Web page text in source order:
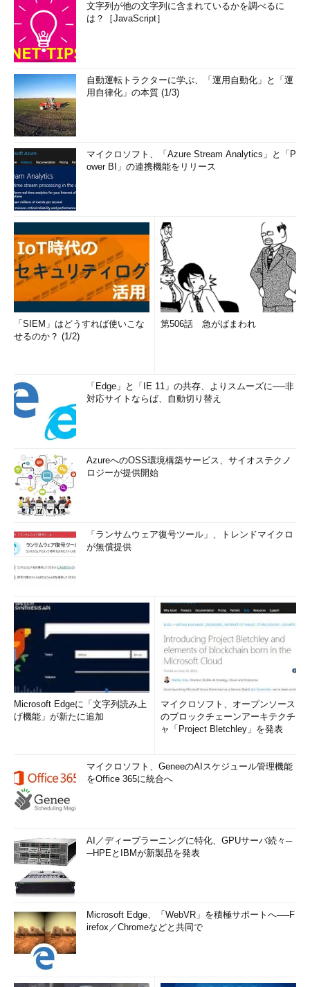
文字列が他の文字列に含まれているかを調べるに
は？［JavaScript］
自動運転トラクターに学ぶ、「運用自動化」と「運
用自律化」の本質 (1/3)
マイクロソフト、「Azure Stream Analytics」と「P
ower BI」の連携機能をリリース
「SIEM」はどうすれば使いこな
せるのか？ (1/2)
第506話 急がばまわれ
「Edge」と「IE 11」の共存、よりスムーズに──非
対応サイトならば、自動切り替え
AzureへのOSS環境構築サービス、サイオステクノ
ロジーが提供開始
「ランサムウェア復号ツール」、トレンドマイクロ
が無償提供
Microsoft Edgeに「文字列読み上
げ機能」が新たに追加
マイクロソフト、オープンソース
のブロックチェーンアーキテクチ
ャ「Project Bletchley」を発表
マイクロソフト、GeneeのAIスケジュール管理機能
をOffice 365に統合へ
AI／ディープラーニングに特化、GPUサーバ続々─
─HPEとIBMが新製品を発表
Microsoft Edge、「WebVR」を積極サポートへ──F
irefox／Chromeなどと共同で